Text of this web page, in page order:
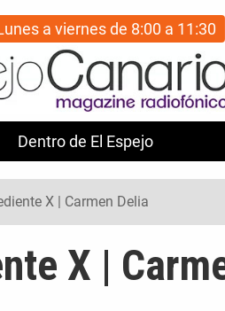
Dentro de El Espejo
a viernes de 8:00 a 11:30
X | Carmen Delia
X |